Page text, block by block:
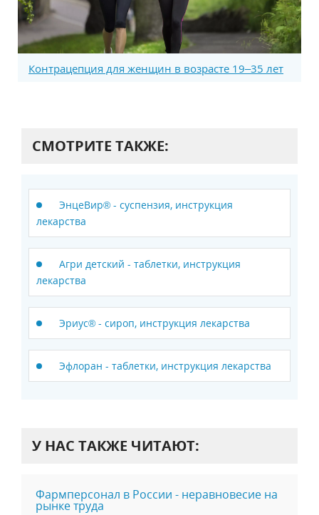
Контрацепция для женщин в возрасте 19–35 лет
СМОТРИТЕ ТАКЖЕ:
ЭнцеВир® - суспензия, инструкция
лекарства
Агри детский - таблетки, инструкция
лекарства
Эриус® - сироп, инструкция лекарства
Эфлоран - таблетки, инструкция лекарства
У НАС ТАКЖЕ ЧИТАЮТ:
Фармперсонал в России - неравновесие на
рынке труда